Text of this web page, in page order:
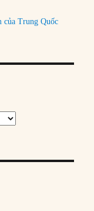
của Trung Quốc